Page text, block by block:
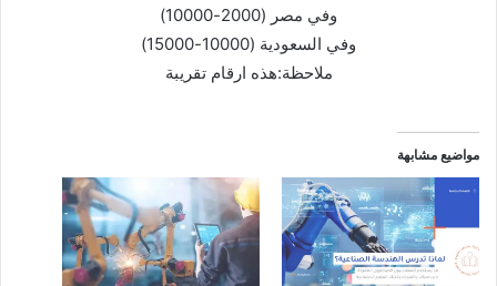
وفي مصر (2000-10000)
وفي السعودية (10000-15000)
ملاحظة:هذه ارقام تقريبة
مواضيع مشابهة